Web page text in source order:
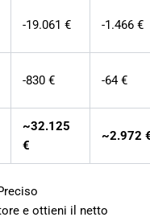
-19.061 € -1.466 €
-830 € -64 €
~32.125
€
~2.972
e ottieni il netto